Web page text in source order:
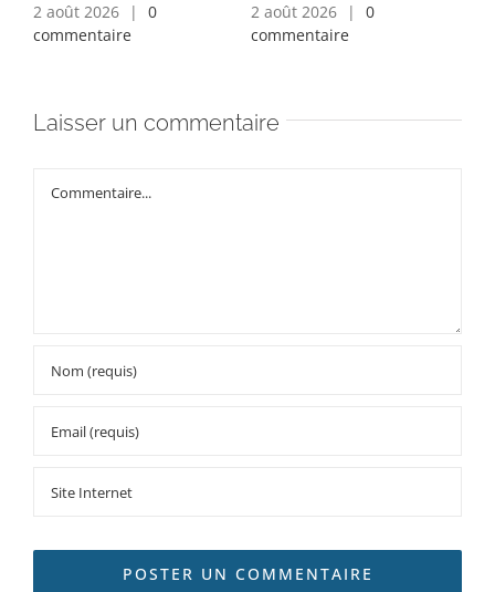
2 août 2026 |
0
commentaire
2 août 2026 |
0
commentaire
Laisser un commentaire
Commentaire